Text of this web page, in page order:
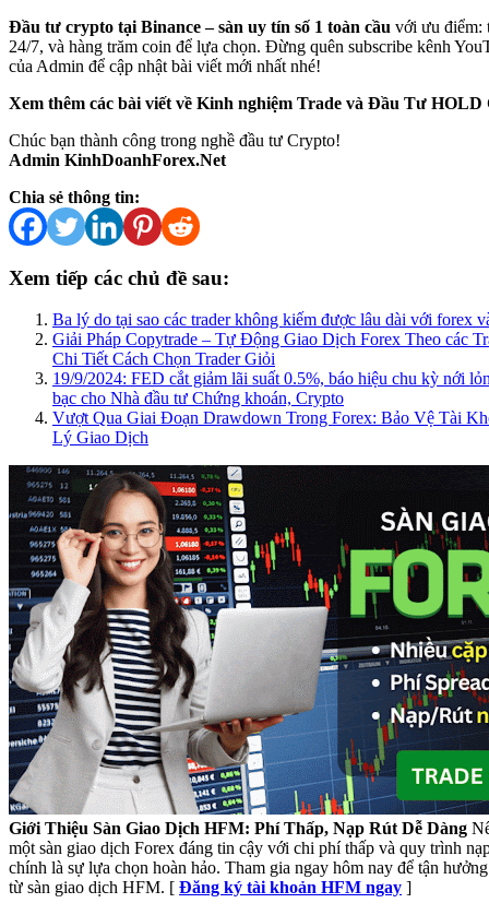
Đầu tư crypto tại Binance – sàn uy tín số 1 toàn cầu với ưu điểm:
24/7, và hàng trăm coin để lựa chọn. Đừng quên subscribe kênh
của Admin để cập nhật bài viết mới nhất nhé!
Xem thêm các bài viết về Kinh nghiệm Trade và Đầu Tư HOLD
Chúc bạn thành công trong nghề đầu tư Crypto!
Admin KinhDoanhForex.Net
Chia sẻ thông tin:
Xem tiếp các chủ đề sau:
Ba lý do tại sao các trader không kiếm được lâu dài với forex
Giải Pháp Copytrade – Tự Động Giao Dịch Forex Theo các
Chi Tiết Cách Chọn Trader Giỏi
19/9/2024: FED cắt giảm lãi suất 0.5%, báo hiệu chu kỳ nới
bạc cho Nhà đầu tư Chứng khoán, Crypto
Vượt Qua Giai Đoạn Drawdown Trong Forex: Bảo Vệ Tài
Lý Giao Dịch
Giới Thiệu Sàn Giao Dịch HFM: Phí Thấp, Nạp Rút Dễ Dàng
một sàn giao dịch Forex đáng tin cậy với chi phí thấp và quy trình
chính là sự lựa chọn hoàn hảo. Tham gia ngay hôm nay để tận
từ sàn giao dịch HFM. [ Đăng ký tài khoản HFM ngay ]